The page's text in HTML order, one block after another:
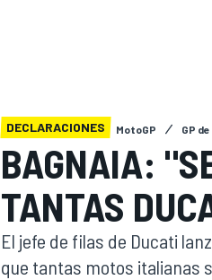
NASCARINDYCAR SPORTSCARRALLY
DECLARACIONES MotoGP GP
BAGNAIA:
TANTAS
El jefe de filas de Ducati
que tantas motos italianas